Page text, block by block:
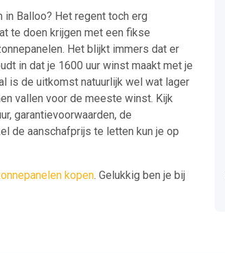
Balloo? Het regent toch erg
te doen krijgen met een fikse
Het blijkt immers dat er
in dat je 1600 uur winst maakt met je
is de uitkomst natuurlijk wel wat lager
vallen voor de meeste winst. Kijk
garantievoorwaarden, de
de aanschafprijs te letten kun je op
kopen. Gelukkig ben je bij